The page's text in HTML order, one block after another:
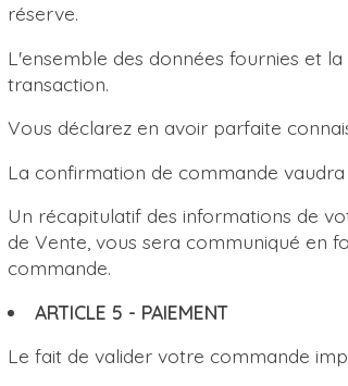
réserve.
L'ensemble des données fournies et
transaction.
Vous déclarez en avoir parfaite
La confirmation de commande
Un récapitulatif des informations de
de Vente, vous sera communiqué en
commande.
ARTICLE 5 - PAIEMENT
Le fait de valider votre commande